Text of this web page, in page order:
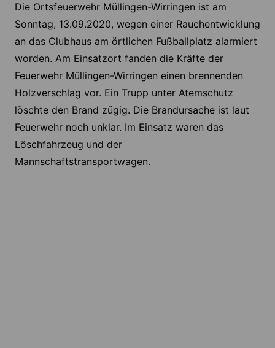
Die Ortsfeuerwehr Müllingen-Wirringen ist am
Sonntag, 13.09.2020, wegen einer Rauchentwicklung
an das Clubhaus am örtlichen Fußballplatz alarmiert
worden. Am Einsatzort fanden die Kräfte der
Feuerwehr Müllingen-Wirringen einen brennenden
Holzverschlag vor. Ein Trupp unter Atemschutz
löschte den Brand zügig. Die Brandursache ist laut
Feuerwehr noch unklar. Im Einsatz waren das
Löschfahrzeug und der
Mannschaftstransportwagen.